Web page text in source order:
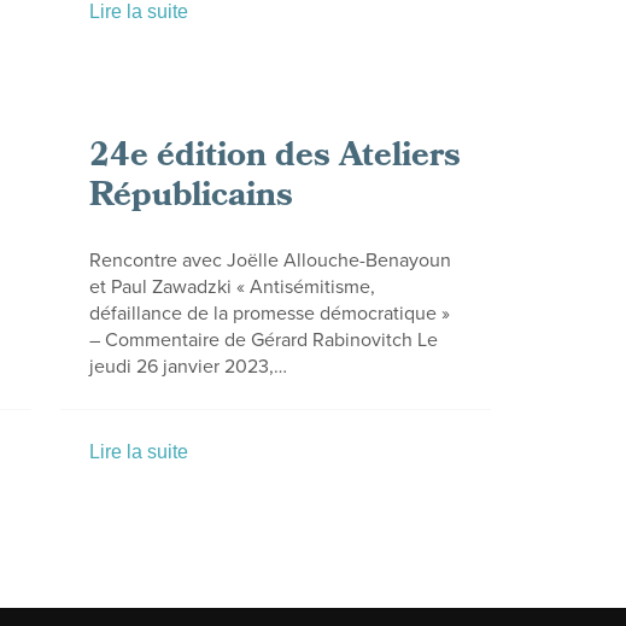
Lire la suite
24e édition des Ateliers
Républicains
Rencontre avec Joëlle Allouche-Benayoun
et Paul Zawadzki « Antisémitisme,
défaillance de la promesse démocratique »
– Commentaire de Gérard Rabinovitch Le
jeudi 26 janvier 2023,…
Lire la suite